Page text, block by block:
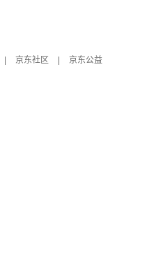
京东社区
京东公益